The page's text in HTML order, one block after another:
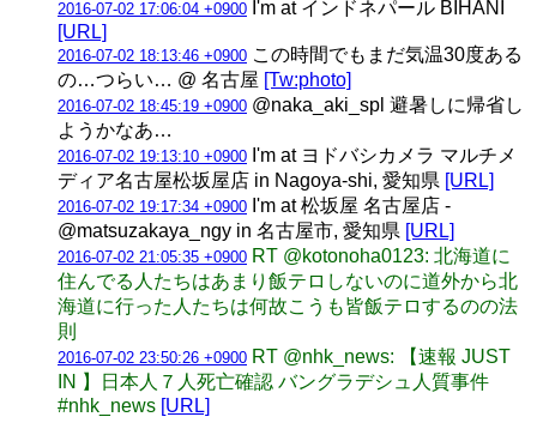
2016-07-02 17:06:04 +0900 I'm at インドネパール BIHANI
[URL]
2016-07-02 18:13:46 +0900 この時間でもまだ気温30度ある
の…つらい… @ 名古屋 [Tw:photo]
2016-07-02 18:45:19 +0900 @naka_aki_spl 避暑しに帰省し
ようかなあ…
2016-07-02 19:13:10 +0900 I'm at ヨドバシカメラ マルチメ
ディア名古屋松坂屋店 in Nagoya-shi, 愛知県 [URL]
2016-07-02 19:17:34 +0900 I'm at 松坂屋 名古屋店 -
@matsuzakaya_ngy in 名古屋市, 愛知県 [URL]
2016-07-02 21:05:35 +0900 RT @kotonoha0123: 北海道に
住んでる人たちはあまり飯テロしないのに道外から北
海道に行った人たちは何故こうも皆飯テロするのの法
則
2016-07-02 23:50:26 +0900 RT @nhk_news: 【速報 JUST
IN 】日本人７人死亡確認 バングラデシュ人質事件
#nhk_news [URL]